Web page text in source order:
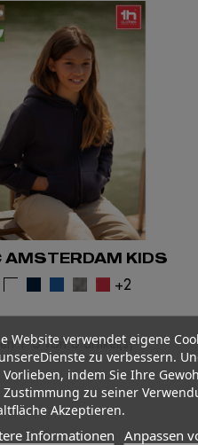
AMSTERDAM KIDS
+2
1-6 von 6 artikel(s)
Website verwendet eigene
zu verbessern.
indem Sie Ihre
zu seiner
Akzeptieren.
Informationen Anpassen